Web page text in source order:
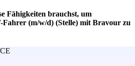
Fähigkeiten brauchst, um
(m/w/d) (Stelle) mit Bravour zu